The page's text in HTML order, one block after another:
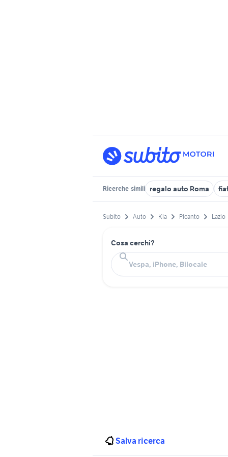
Ricerche simili regalo auto Roma
Subito Auto Kia Picanto Lazio
Cosa cerchi?
Salva ricerca